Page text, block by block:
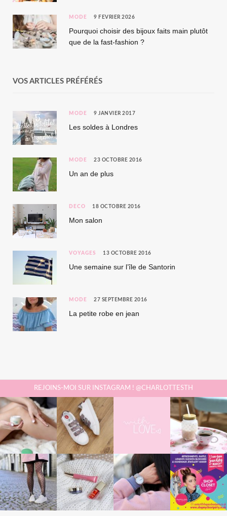
MODE 9 FÉVRIER 2026
Pourquoi choisir des bijoux faits main plutôt
que de la fast-fashion ?
VOS ARTICLES PRÉFÉRÉS
MODE 9 JANVIER 2017
Les soldes à Londres
MODE 23 OCTOBRE 2016
Un an de plus
DÉCO 18 OCTOBRE 2016
Mon salon
VOYAGES 13 OCTOBRE 2016
Une semaine sur l’île de Santorin
MODE 27 SEPTEMBRE 2016
La petite robe en jean
REJOINS-MOI SUR INSTAGRAM ! @CHARLOTTESTH